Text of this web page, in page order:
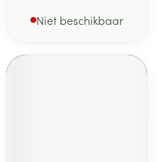
Niet beschikbaar